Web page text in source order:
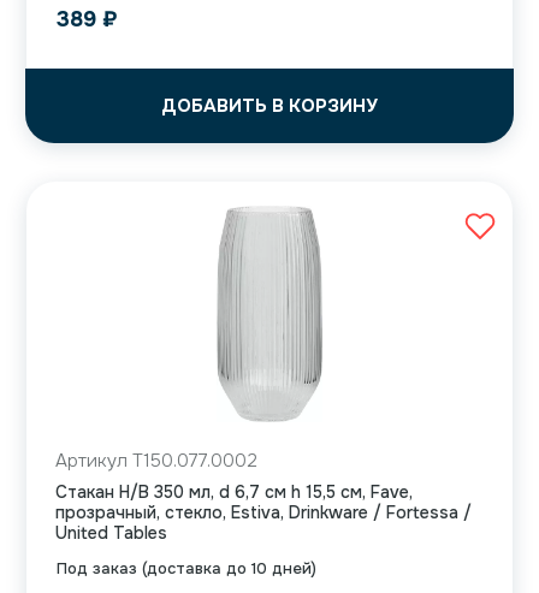
389 ₽
ДОБАВИТЬ В КОРЗИНУ
Под заказ (доставка до 10 дней)
Артикул T150.077.0002
Стакан H/B 350 мл, d 6,7 см h 15,5 см, Fave,
прозрачный, стекло, Estiva, Drinkware / Fortessa /
United Tables